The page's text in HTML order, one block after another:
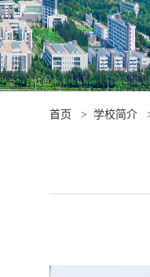
首页 > 学校简介